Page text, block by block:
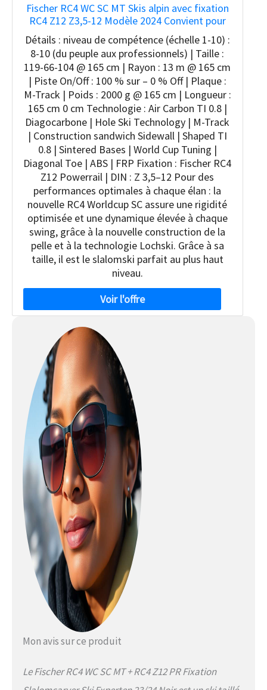
Fischer RC4 WC SC MT Skis alpin avec fixation
RC4 Z12 Z3,5-12 Modèle 2024 Convient pour
les professionnels et les professionnels
Détails : niveau de compétence (échelle 1-10) :
8-10 (du peuple aux professionnels) | Taille :
119-66-104 @ 165 cm | Rayon : 13 m @ 165 cm
| Piste On/Off : 100 % sur – 0 % Off | Plaque :
M-Track | Poids : 2000 g @ 165 cm | Longueur :
165 cm 0 cm Technologie : Air Carbon TI 0.8 |
Diagocarbone | Hole Ski Technology | M-Track
| Construction sandwich Sidewall | Shaped TI
0.8 | Sintered Bases | World Cup Tuning |
Diagonal Toe | ABS | FRP Fixation : Fischer RC4
Z12 Powerrail | DIN : Z 3,5–12 Pour des
performances optimales à chaque élan : la
nouvelle RC4 Worldcup SC assure une rigidité
optimisée et une dynamique élevée à chaque
swing, grâce à la nouvelle construction de la
pelle et à la technologie Lochski. Grâce à sa
taille, il est le slalomski parfait au plus haut
niveau.
Mon avis sur ce produit
Le Fischer RC4 WC SC MT + RC4 Z12 PR Fixation